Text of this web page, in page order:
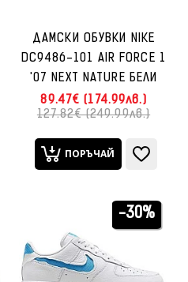
ДАМСКИ ОБУВКИ NIKE
DC9486-101 AIR FORCE 1
'07 NEXT NATURE БЕЛИ
89.47€ (174.99лв.)
127.82€ (249.99лв.)
ПОРЪЧАЙ
-30%